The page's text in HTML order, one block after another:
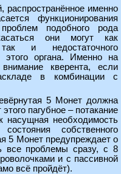
распространённое именно
функционирования
подобного рода
они могут как
и недостаточного
органа. Именно на
кверента, если
в комбинации с
5 Монет должна
пагубное – потакание
необходимость
собственного
5 Монет предупреждает о
все проблемы сразу, с 8
и с пассивной
всё пройдёт).